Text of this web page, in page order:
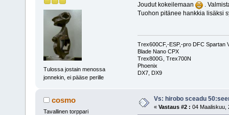
Tulossa jostain menossa
jonnekin, ei pääse perille
Joudut kokeilemaan
.
Tuohon pitänee hankkia lisäksi
Trex600CF,-ESP,-pro DFC Spartan
Blade Nano CPX
Trex800G, Trex700N
Phoenix
DX7, DX9
cosmo
Tavallinen torppari
Vs: hirobo sceadu
« Vastaus #2 : 04 Maaliskuu,